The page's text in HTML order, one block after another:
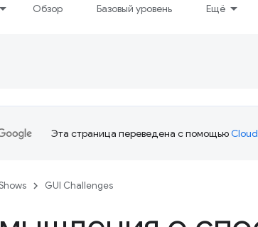
Обзор Базовый уровень Ещё
Эта страница переведена с помощью
GUI Challenges